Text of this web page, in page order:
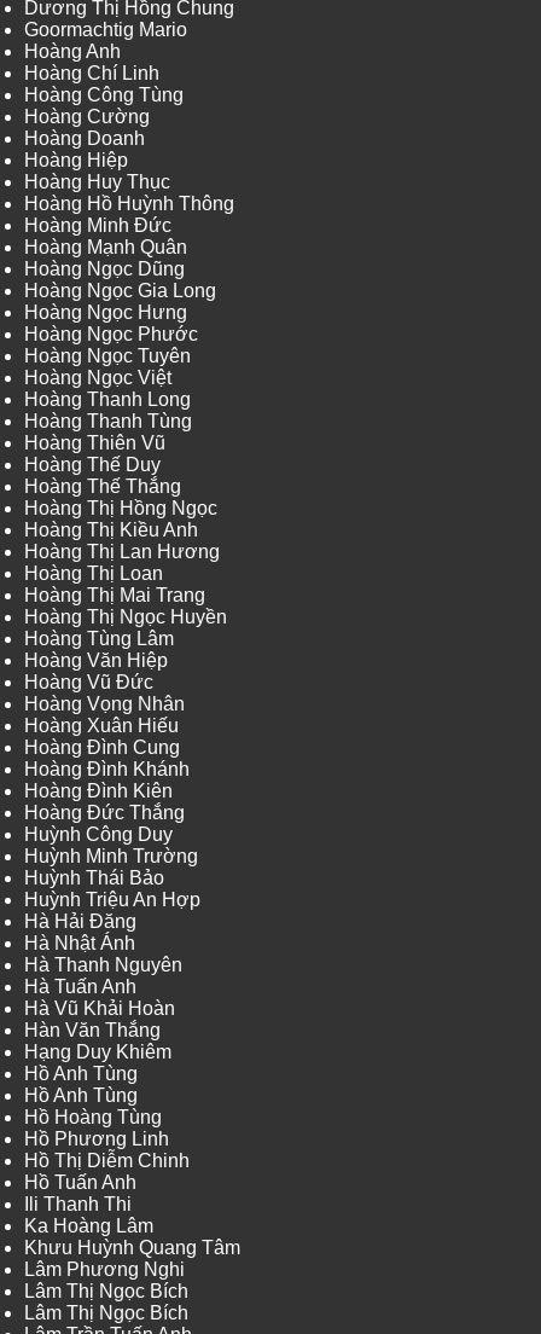
Dương Thị Hồng Chung
Goormachtig Mario
Hoàng Anh
Hoàng Chí Linh
Hoàng Công Tùng
Hoàng Cường
Hoàng Doanh
Hoàng Hiệp
Hoàng Huy Thục
Hoàng Hồ Huỳnh Thông
Hoàng Minh Đức
Hoàng Mạnh Quân
Hoàng Ngọc Dũng
Hoàng Ngọc Gia Long
Hoàng Ngọc Hưng
Hoàng Ngọc Phước
Hoàng Ngọc Tuyên
Hoàng Ngọc Việt
Hoàng Thanh Long
Hoàng Thanh Tùng
Hoàng Thiên Vũ
Hoàng Thế Duy
Hoàng Thế Thắng
Hoàng Thị Hồng Ngọc
Hoàng Thị Kiều Anh
Hoàng Thị Lan Hương
Hoàng Thị Loan
Hoàng Thị Mai Trang
Hoàng Thị Ngọc Huyền
Hoàng Tùng Lâm
Hoàng Văn Hiệp
Hoàng Vũ Đức
Hoàng Vọng Nhân
Hoàng Xuân Hiếu
Hoàng Đình Cung
Hoàng Đình Khánh
Hoàng Đình Kiên
Hoàng Đức Thắng
Huỳnh Công Duy
Huỳnh Minh Trường
Huỳnh Thái Bảo
Huỳnh Triệu An Hợp
Hà Hải Đăng
Hà Nhật Ánh
Hà Thanh Nguyên
Hà Tuấn Anh
Hà Vũ Khải Hoàn
Hàn Văn Thắng
Hạng Duy Khiêm
Hồ Anh Tùng
Hồ Anh Tùng
Hồ Hoàng Tùng
Hồ Phương Linh
Hồ Thị Diễm Chinh
Hồ Tuấn Anh
Ili Thanh Thi
Ka Hoàng Lâm
Khưu Huỳnh Quang Tâm
Lâm Phương Nghi
Lâm Thị Ngọc Bích
Lâm Thị Ngọc Bích